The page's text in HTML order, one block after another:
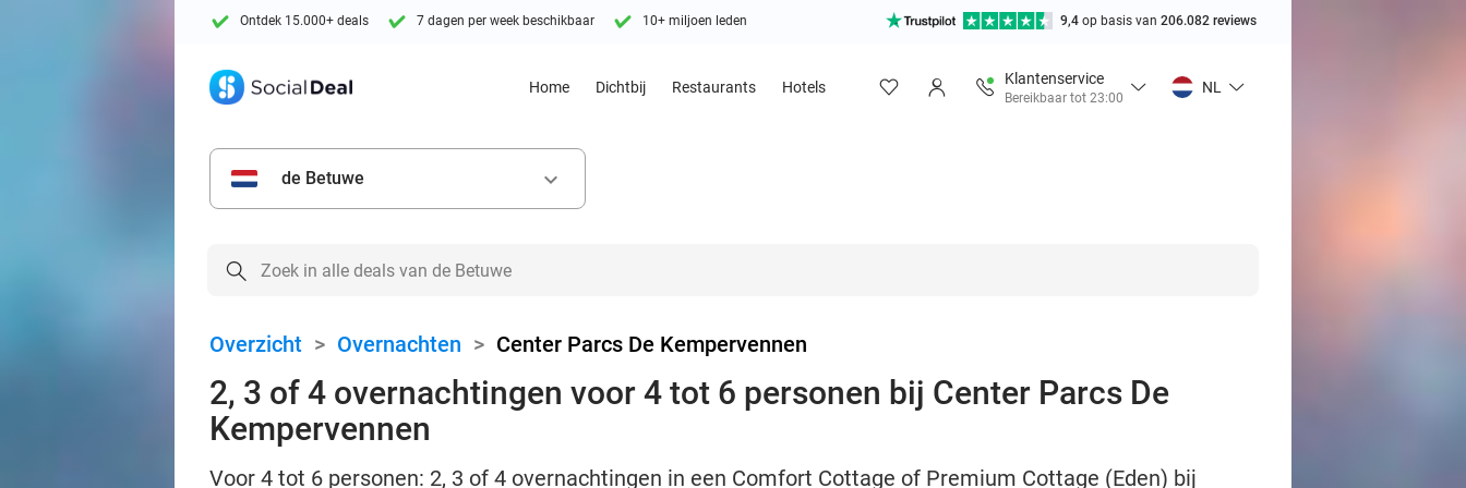
Ontdek 15.000+ deals 7 dagen per week beschikbaar 10+ miljoen leden 9,4 op basis van 206.082 reviews
Home Dichtbij Restaurants Hotels
Klantenservice
Bereikbaar tot 23:00
NL
de Betuwe keyboard_arrow_down
Overzicht > Overnachten > Center Parcs De Kempervennen
2, 3 of 4 overnachtingen voor 4 tot 6 personen bij Center Parcs De
Kempervennen
Voor 4 tot 6 personen: 2, 3 of 4 overnachtingen in een Comfort Cottage of Premium Cottage (Eden) bij